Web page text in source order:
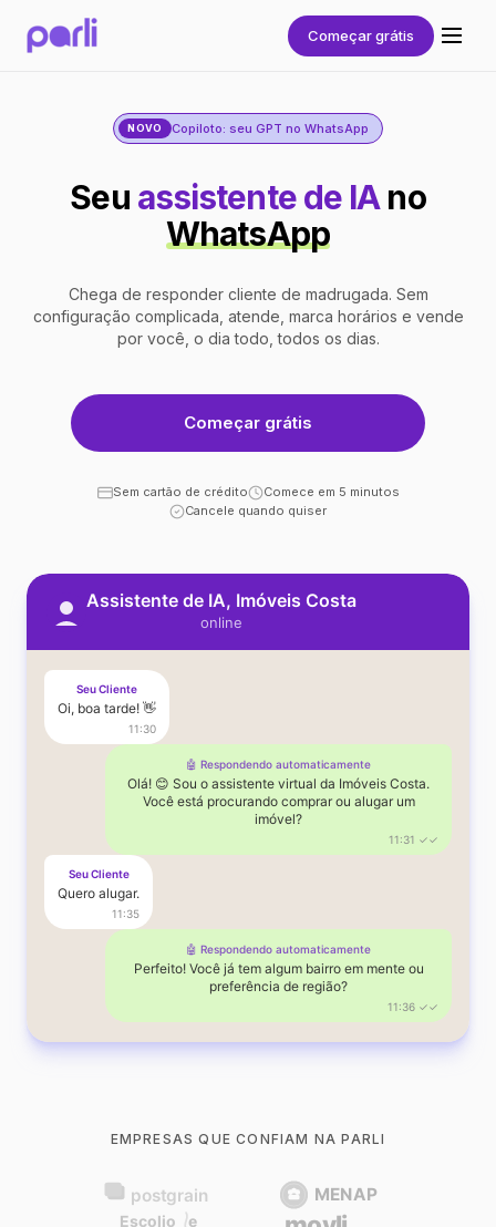
Começar grátis
NOVO Copiloto: seu GPT no WhatsApp
Seu assistente de IAno
WhatsApp
Chega de responder cliente de madrugada. Sem
configuração complicada, atende, marca horários e vende
por você, o dia todo, todos os dias.
Começar grátis
Sem cartão de crédito
Comece em 5 minutos
Cancele quando quiser
Assistente de IA, Imóveis Costa
online
Seu Cliente
Oi, boa tarde! 👋
11:30
🤖 Respondendo automaticamente
Olá! 😊 Sou o assistente virtual da Imóveis Costa.
Você está procurando comprar ou alugar um
imóvel?
11:31 ✓✓
Seu Cliente
Quero alugar.
11:35
🤖 Respondendo automaticamente
Perfeito! Você já tem algum bairro em mente ou
preferência de região?
11:36 ✓✓
EMPRESAS QUE CONFIAM NA PARLI